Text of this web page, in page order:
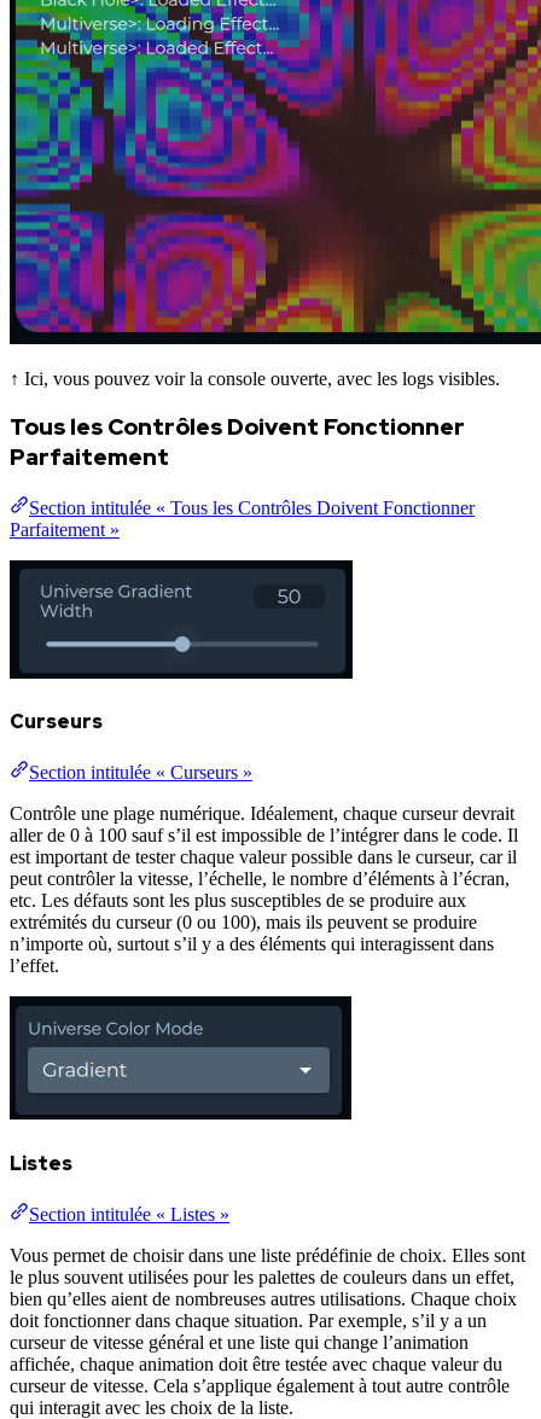
↑ Ici, vous pouvez voir la console ouverte, avec les logs visibles.
Tous les Contrôles Doivent Fonctionner
Parfaitement
Section intitulée « Tous les Contrôles Doivent Fonctionner
Parfaitement »
Curseurs
Section intitulée « Curseurs »
Contrôle une plage numérique. Idéalement, chaque curseur devrait
aller de 0 à 100 sauf s’il est impossible de l’intégrer dans le code. Il
est important de tester chaque valeur possible dans le curseur, car il
peut contrôler la vitesse, l’échelle, le nombre d’éléments à l’écran,
etc. Les défauts sont les plus susceptibles de se produire aux
extrémités du curseur (0 ou 100), mais ils peuvent se produire
n’importe où, surtout s’il y a des éléments qui interagissent dans
l’effet.
Listes
Section intitulée « Listes »
Vous permet de choisir dans une liste prédéfinie de choix. Elles sont
le plus souvent utilisées pour les palettes de couleurs dans un effet,
bien qu’elles aient de nombreuses autres utilisations. Chaque choix
doit fonctionner dans chaque situation. Par exemple, s’il y a un
curseur de vitesse général et une liste qui change l’animation
affichée, chaque animation doit être testée avec chaque valeur du
curseur de vitesse. Cela s’applique également à tout autre contrôle
qui interagit avec les choix de la liste.